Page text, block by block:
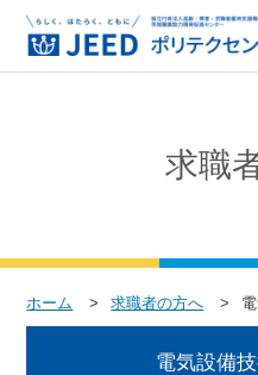
求職
ホーム 求職者の方へ
電気設備